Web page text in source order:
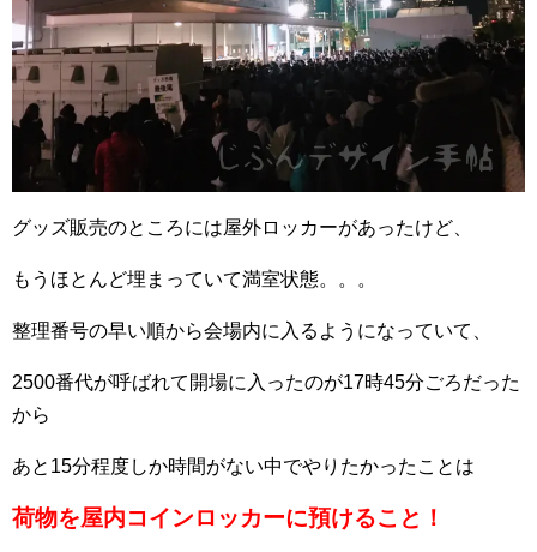
グッズ販売のところには屋外ロッカーがあったけど、
もうほとんど埋まっていて満室状態。。。
整理番号の早い順から会場内に入るようになっていて、
2500番代が呼ばれて開場に入ったのが17時45分ごろだった
から
あと15分程度しか時間がない中でやりたかったことは
荷物を屋内コインロッカーに預けること！